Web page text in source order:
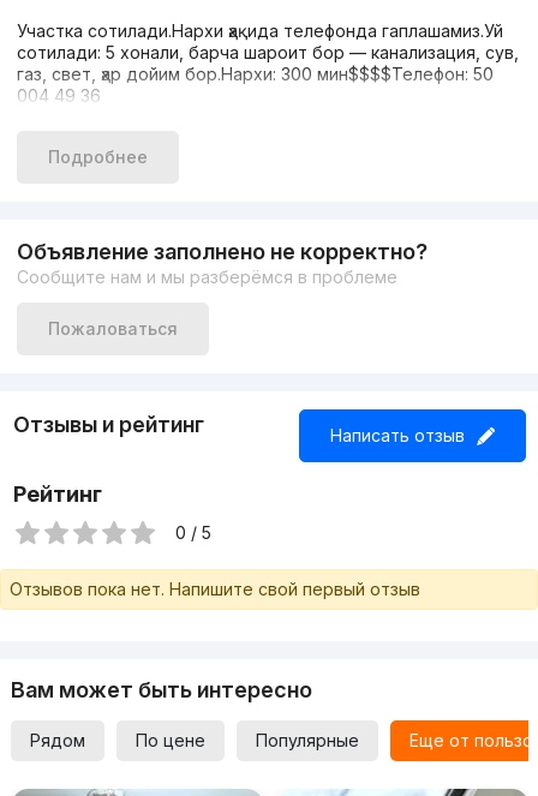
Участка сотилади.Нархи ҳақида телефонда гаплашамиз.Уй
сотилади: 5 хонали, барча шароит бор — канализация, сув,
газ, свет, ҳар дойим бор.Нархи: 300 мин$$$$Телефон: 50
004 49 36
Подробнее
Объявление заполнено не корректно?
Сообщите нам и мы разберёмся в проблеме
Пожаловаться
Отзывы и рейтинг Написать отзыв
Рейтинг
0 / 5
Отзывов пока нет. Напишите свой первый отзыв
Вам может быть интересно
Рядом По цене Популярные Еще от